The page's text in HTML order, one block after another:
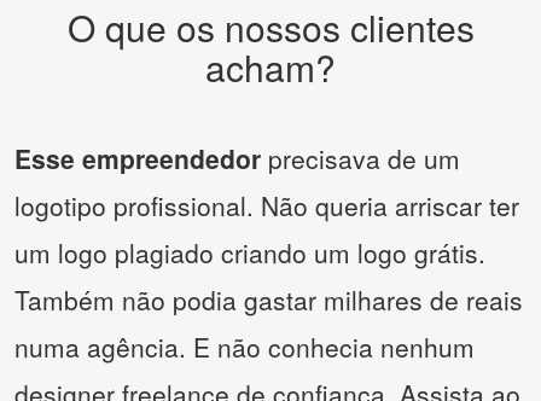
O que os nossos clientes
acham?
Esse empreendedor precisava de um
logotipo profissional. Não queria arriscar ter
um logo plagiado criando um logo grátis.
Também não podia gastar milhares de reais
numa agência. E não conhecia nenhum